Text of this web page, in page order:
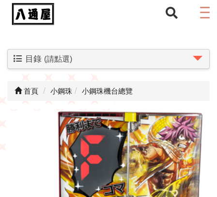
目錄 (請點選)
首頁 小鋼珠 小鋼珠機台總覽